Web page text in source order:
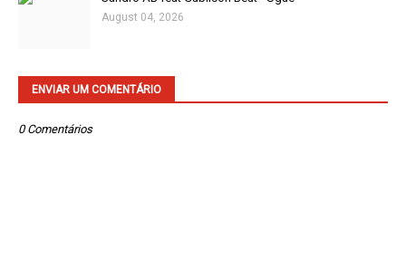
August 04, 2026
ENVIAR UM COMENTÁRIO
0 Comentários